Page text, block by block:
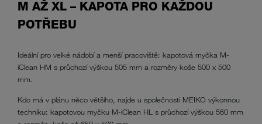
M AŽ XL – KAPOTA PRO KAŽDOU
POTŘEBU
Ideální pro velké nádobí a menší pracoviště: kapotová myčka M-
iClean HM s průchozí výškou 505 mm a rozměry koše 500 x 500
mm.
Kdo má v plánu něco většího, najde u společnosti MEIKO výkonnou
techniku: kapotovou myčku M-iClean HL s průchozí výškou 560 mm